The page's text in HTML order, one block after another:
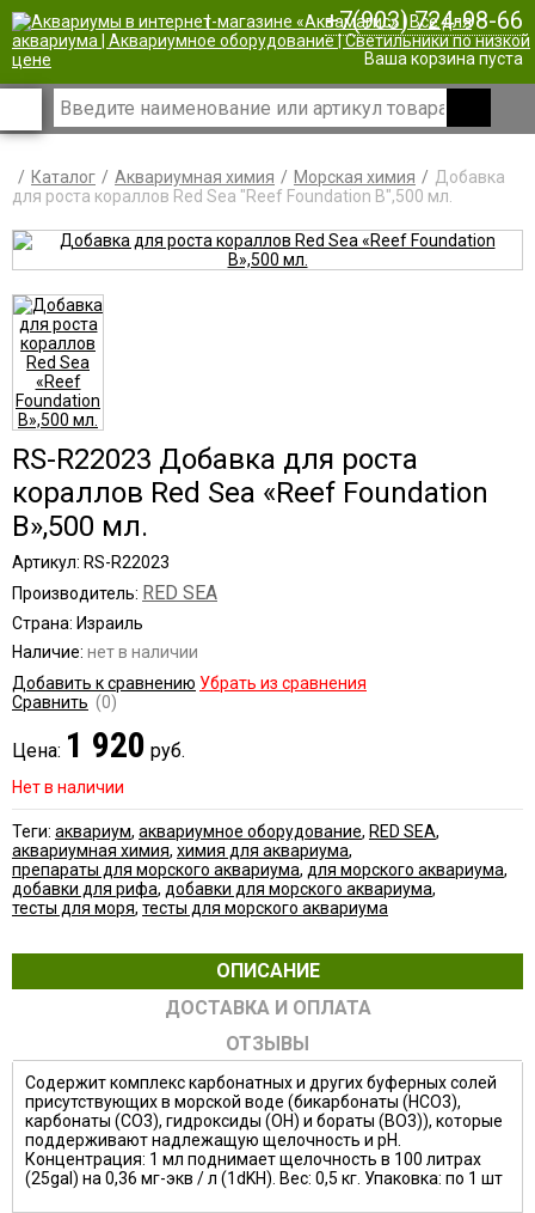
| +7(903) 724-98-66
Ваша корзина пуста
Каталог Аквариумная химия Морская химия
Добавка
для роста кораллов Red Sea "Reef Foundation B",500 мл.
RS-R22023 Добавка для роста
кораллов Red Sea «Reef Foundation
B»,500 мл.
Артикул: RS-R22023
Производитель: RED SEA
Страна: Израиль
Наличие: нет в наличии
Добавить к сравнению Убрать из сравнения
Сравнить (0)
Цена: 1 920 руб.
Нет в наличии
Теги: аквариум, аквариумное оборудование, RED SEA,
аквариумная химия, химия для аквариума,
препараты для морского аквариума, для морского аквариума,
добавки для рифа, добавки для морского аквариума,
тесты для моря, тесты для морского аквариума
ОПИСАНИЕ
ДОСТАВКА И ОПЛАТА
ОТЗЫВЫ
Содержит комплекс карбонатных и других буферных солей
присутствующих в морской воде (бикарбонаты (HCO3),
карбонаты (CO3), гидроксиды (OH) и бораты (BO3)), которые
поддерживают надлежащую щелочность и рН.
Концентрация: 1 мл поднимает щелочность в 100 литрах
(25gal) на 0,36 мг-экв / л (1dKH). Вес: 0,5 кг. Упаковка: по 1 шт